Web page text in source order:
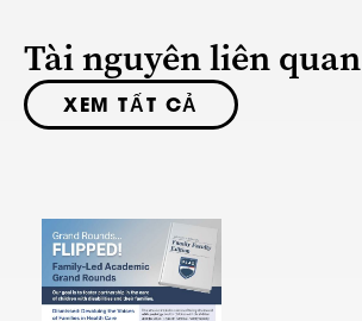
Tài nguyên liên quan
XEM TẤT CẢ